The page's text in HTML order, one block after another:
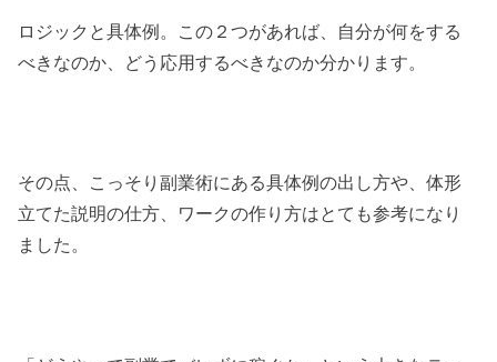
ロジックと具体例。この２つがあれば、自分が何をする
べきなのか、どう応用するべきなのか分かります。
その点、こっそり副業術にある具体例の出し方や、体形
立てた説明の仕方、ワークの作り方はとても参考になり
ました。